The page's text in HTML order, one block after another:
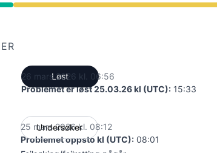
8:12 AM til 6:56 AM
Løst
26 mars 2026 kl. 06:56
Problemet er løst 25.03.26 kl (UTC): 15:33
Undersøker
25 mars 2026 kl. 08:12
Problemet oppsto kl (UTC): 08:01